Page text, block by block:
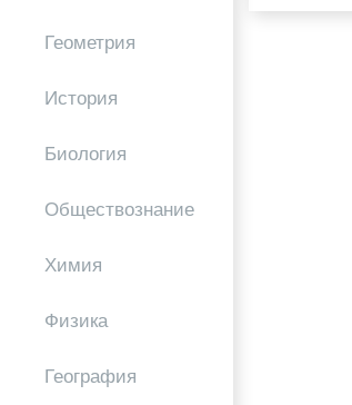
Геометрия
История
Биология
Обществознание
Химия
Физика
География